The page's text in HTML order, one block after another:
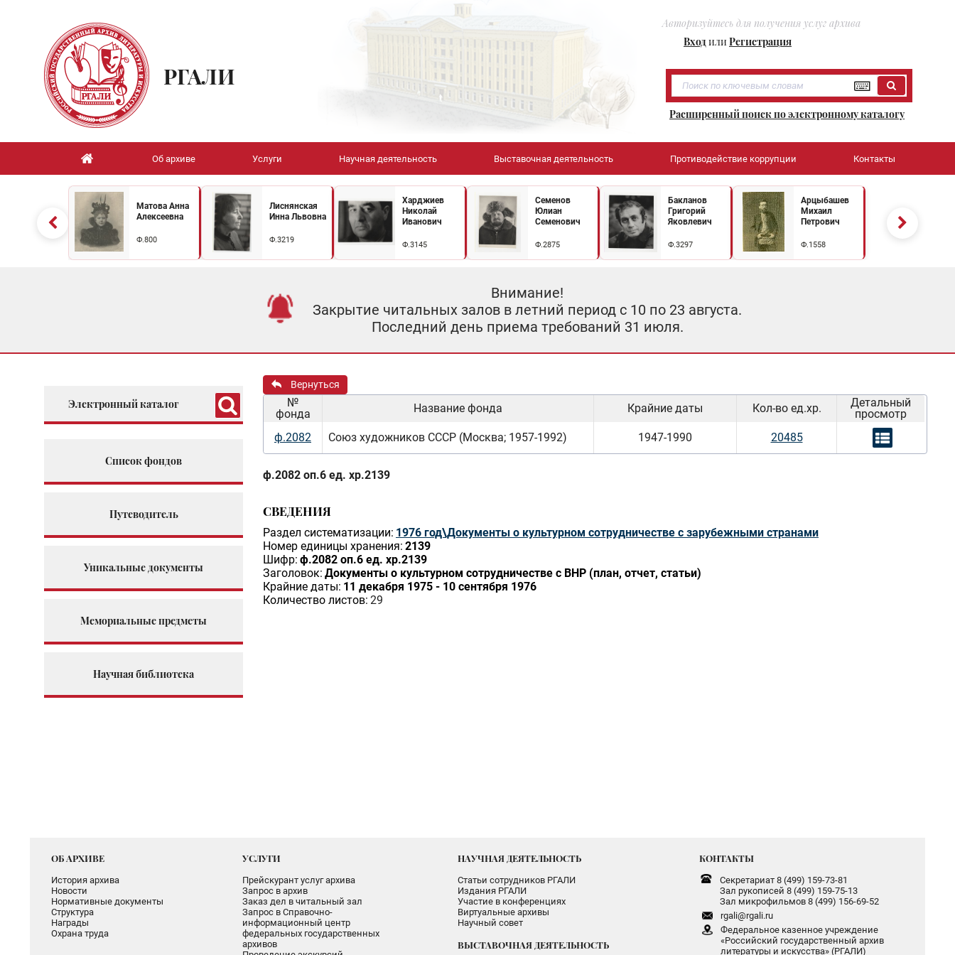
Авторизуйтесь для получения услуг архива
ВходилиРегистрация
РГАЛИ
Расширенный поиск по электронному каталогу
Об архиве Услуги Научная деятельность Выставочная деятельность Противодействие коррупции Контакты
Матова Анна
Алексеевна
Ф.800
Лиснянская
Инна Львовна
Ф.3219
Харджиев
Николай
Иванович
Ф.3145
Семенов
Юлиан
Семенович
Ф.2875
Бакланов
Григорий
Яковлевич
Ф.3297
Арцыбашев
Михаил
Петрович
Ф.1558
Внимание!
Закрытие читальных залов в летний период с 10 по 23 августа.
Последний день приема требований 31 июля.
Электронный каталог
Список фондов
Путеводитель
Уникальные документы
Мемориальные предметы
Научная библиотека
Вернуться
№
фонда
Название фонда Крайние даты Кол-во ед.хр.
Детальный
просмотр
ф.2082
Союз художников СССР (Москва; 1957-1992) 1947-1990 20485
ф.2082 оп.6 ед. хр.2139
СВЕДЕНИЯ
Раздел систематизации: 1976 год\Документы о культурном сотрудничестве с зарубежными странами
Номер единицы хранения: 2139
Шифр: ф.2082 оп.6 ед. хр.2139
Заголовок: Документы о культурном сотрудничестве с ВНР (план, отчет, статьи)
Крайние даты: 11 декабря 1975 - 10 сентября 1976
Количество листов: 29
ОБ АРХИВЕ
История архива
Новости
Нормативные документы
Структура
Награды
Охрана труда
УСЛУГИ
Прейскурант услуг архива
Запрос в архив
Заказ дел в читальный зал
Запрос в Справочно-
информационный центр
федеральных государственных
архивов
НАУЧНАЯ ДЕЯТЕЛЬНОСТЬ
Статьи сотрудников РГАЛИ
Издания РГАЛИ
Участие в конференциях
Виртуальные архивы
Научный совет
ВЫСТАВОЧНАЯ ДЕЯТЕЛЬНОСТЬ
КОНТАКТЫ
Секретариат 8 (499) 159-73-81
Зал рукописей 8 (499) 159-75-13
Зал микрофильмов 8 (499) 156-69-52
rgali@rgali.ru
Федеральное казенное учреждение
«Российский государственный архив
литературы и искусства» (РГАЛИ)